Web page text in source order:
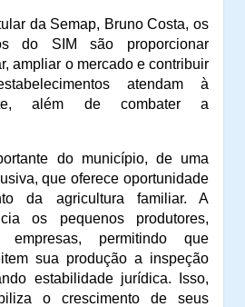
da Semap, Bruno Costa, os
do SIM são proporcionar
ampliar o mercado e contribuir
atendam à
além de combater a
do município, de uma
que oferece oportunidade
da agricultura familiar. A
os pequenos produtores,
permitindo que
sua produção a inspeção
estabilidade jurídica. Isso,
o crescimento de seus